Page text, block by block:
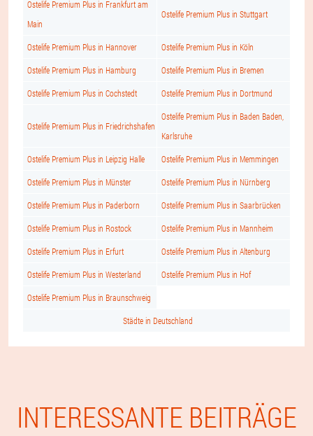
Ostelife Premium Plus in Frankfurt am
Main
Ostelife Premium Plus in Stuttgart
Ostelife Premium Plus in Hannover Ostelife Premium Plus in Köln
Ostelife Premium Plus in Hamburg Ostelife Premium Plus in Bremen
Ostelife Premium Plus in Cochstedt Ostelife Premium Plus in Dortmund
Ostelife Premium Plus in Friedrichshafen
Ostelife Premium Plus in Baden Baden,
Karlsruhe
Ostelife Premium Plus in Leipzig Halle Ostelife Premium Plus in Memmingen
Ostelife Premium Plus in Münster Ostelife Premium Plus in Nürnberg
Ostelife Premium Plus in Paderborn Ostelife Premium Plus in Saarbrücken
Ostelife Premium Plus in Rostock Ostelife Premium Plus in Mannheim
Ostelife Premium Plus in Erfurt Ostelife Premium Plus in Altenburg
Ostelife Premium Plus in Westerland Ostelife Premium Plus in Hof
Ostelife Premium Plus in Braunschweig
Städte in Deutschland
INTERESSANTE BEITRÄGE